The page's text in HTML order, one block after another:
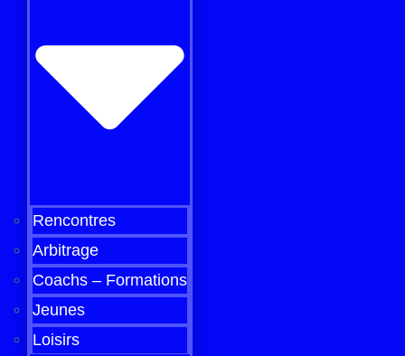
Rencontres
Arbitrage
Coachs – Formations
Jeunes
Loisirs